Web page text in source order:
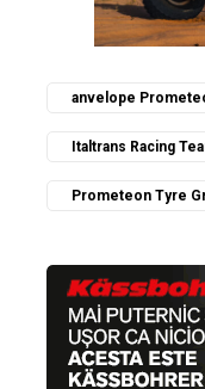
anvelope
Italtrans Racing
Prometeon Tyre